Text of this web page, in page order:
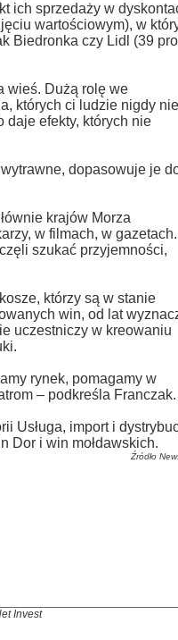
ich sprzedaży w
wartościowym), w
Biedronka czy Lidl (39
wieś. Dużą rolę we
których ci ludzie nigdy nie
daje efekty, których nie
dopasowuje je
krajów Morza
w filmach, w gazetach.
szukać przyjemności,
którzy są w stanie
win, od lat
uczestniczy w kreowaniu
rynek, pomagamy w
– podkreśla Franczak.
Usługa, import i
Dor i win mołdawskich.
Źródło
Invest